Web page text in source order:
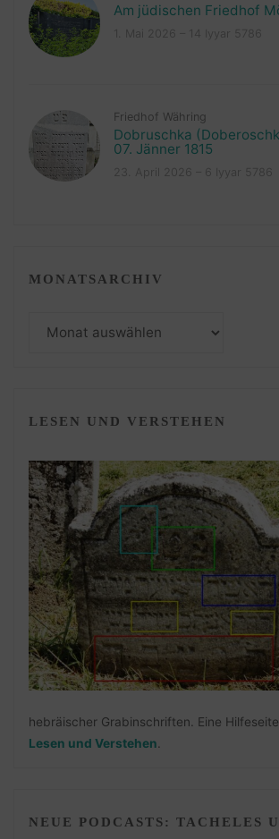
Am jüdischen Friedhof
Friedhof Währing
Dobruschka
07. Jänner 1815
MONATSARCHIV
LESEN UND VERSTEHEN
hebräischer Grabinschriften. Eine
Lesen und Verstehen
NEUE PODCASTS: TACHELES